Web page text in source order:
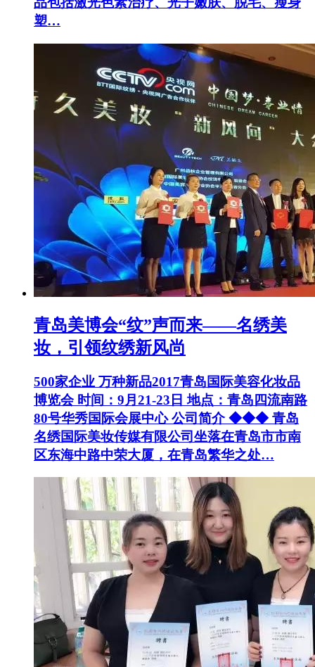
塑…
青岛美博会“纹”声而来——名绣美
妆，引领纹绣新风尚
500家企业 万种新品2017青岛国际美容化妆品
博览会 时间：9月21-23日 地点：青岛四流南路
80号华秀国际会展中心 公司简介 ◆◆◆ 青岛
名绣国际美妆传媒有限公司坐落在青岛市市南
区东海中路中荣大厦，在青岛繁华之处…